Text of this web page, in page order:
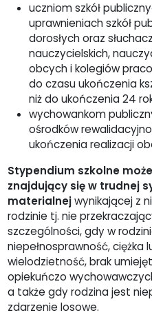
uczniom szkół
uprawnieniach szkół
dorosłych oraz
nauczycielskich,
obcych i kolegiów
do czasu ukończenia
niż do ukończenia 24
wychowankom
ośrodków
ukończenia realizacji
Stypendium szkolne
znajdujący się w trudnej
materialnejwynikającej z
rodzinie tj. nie
szczególności, gdy w
niepełnosprawność, ciężka
wielodzietność, brak
opiekuńczo
a także gdy rodzina jest
zdarzenie losowe.